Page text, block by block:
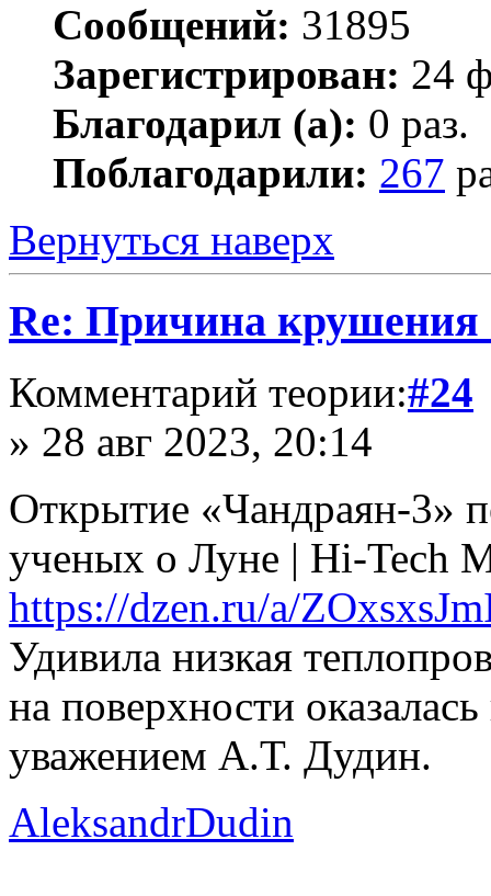
Сообщений: 31895
Зарегистрирован: 24
Благодарил (а): 0 раз.
Поблагодарили: 267
Вернуться наверх
Re: Причина крушения
Комментарий теории:#24
» 28 авг 2023, 20:14
Открытие «Чандраян-3»
ученых о Луне | Hi-Tech
https://dzen.ru/a/
Удивила низкая
на поверхности
уважением А.Т. Дудин.
AleksandrDudin